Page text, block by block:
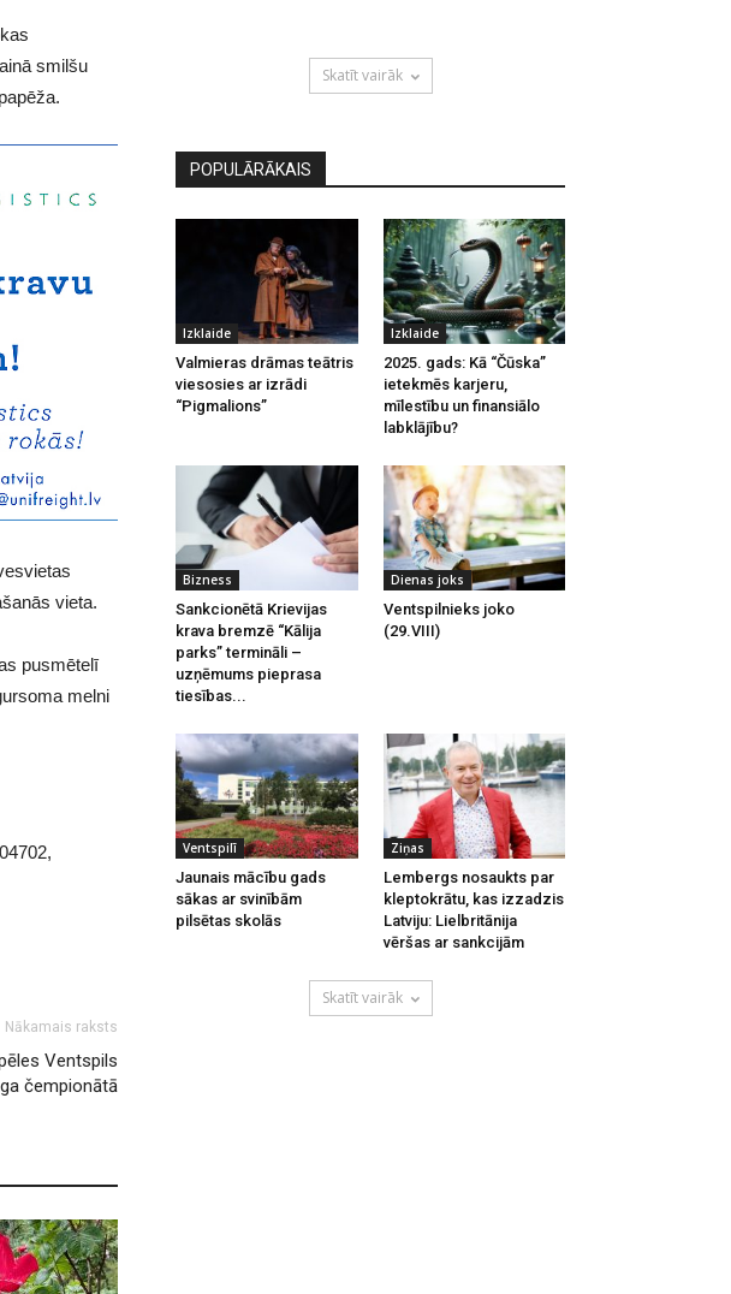
smilšu
vieta.
pusmētelī
melni
Nākamais raksts
Ventspils
čempionātā
Skatīt vairāk
POPULĀRĀKAIS
Izklaide
Valmieras drāmas teātris
viesosies ar izrādi
“Pigmalions”
Izklaide
2025. gads: Kā “Čūska”
ietekmēs karjeru,
mīlestību un finansiālo
labklājību?
Bizness
Sankcionētā Krievijas
krava bremzē “Kālija
parks” termināli –
uzņēmums pieprasa
tiesības...
Dienas joks
Ventspilnieks joko
(29.VIII)
Ventspilī
Jaunais mācību gads
sākas ar svinībām
pilsētas skolās
Ziņas
Lembergs nosaukts par
kleptokrātu, kas izzadzis
Latviju: Lielbritānija
vēršas ar sankcijām
Skatīt vairāk